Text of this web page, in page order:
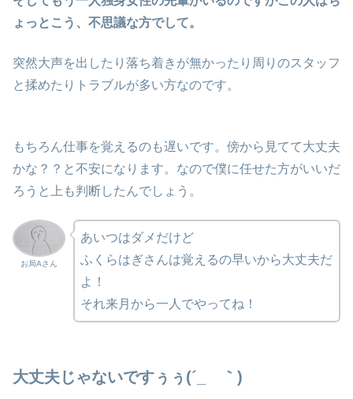
ょっとこう、不思議な方でして。
突然大声を出したり落ち着きが無かったり周りのスタッフ
と揉めたりトラブルが多い方なのです。
もちろん仕事を覚えるのも遅いです。傍から見てて大丈夫
かな？？と不安になります。なので僕に任せた方がいいだ
ろうと上も判断したんでしょう。
お局Aさん
あいつはダメだけど
ふくらはぎさんは覚えるの早いから大丈夫だ
よ！
それ来月から一人でやってね！
大丈夫じゃないですぅぅ(´_ゝ｀)